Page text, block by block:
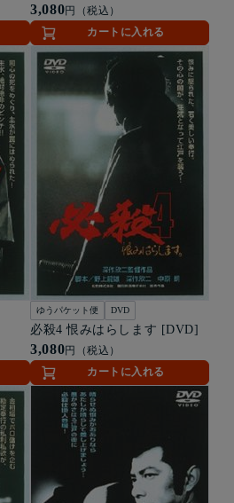
3,080円（税込）
カートに入れる
ゆうパケット便 DVD
必殺4 恨みはらします [DVD]
3,080円（税込）
カートに入れる